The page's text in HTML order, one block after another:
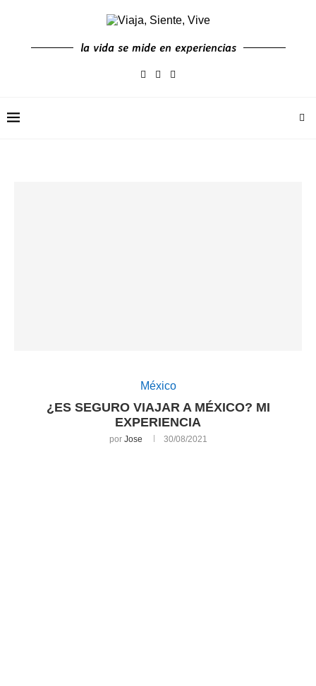
la vida se mide en experiencias
México
¿ES SEGURO VIAJAR A MÉXICO? MI
EXPERIENCIA
por Jose 30/08/2021